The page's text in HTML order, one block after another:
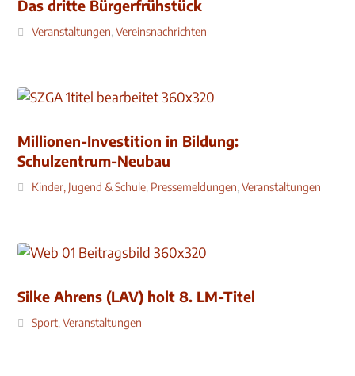
Das dritte Bürgerfrühstück
Veranstaltungen,Vereinsnachrichten
Millionen-Investition in Bildung:
Schulzentrum-Neubau
Kinder, Jugend & Schule, Pressemeldungen,Veranstaltungen
Silke Ahrens (LAV) holt 8. LM-Titel
Sport,Veranstaltungen